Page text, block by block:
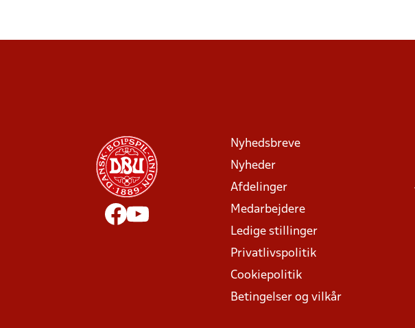
Nyhedsbreve
Nyheder
Afdelinger
Medarbejdere
Ledige stillinger
Privatlivspolitik
Cookiepolitik
Betingelser og vilkår